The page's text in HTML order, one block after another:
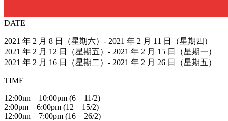
DATE
2021 年 2 月 8 日（星期六）- 2021 年 2 月 11 日（星期四）
2021 年 2 月 12 日（星期五）- 2021 年 2 月 15 日（星期一）
2021 年 2 月 16 日（星期二）- 2021 年 2 月 26 日（星期五）
TIME
12:00nn – 10:00pm (6 – 11/2)
2:00pm – 6:00pm (12 – 15/2)
12:00nn – 7:00pm (16 – 26/2)